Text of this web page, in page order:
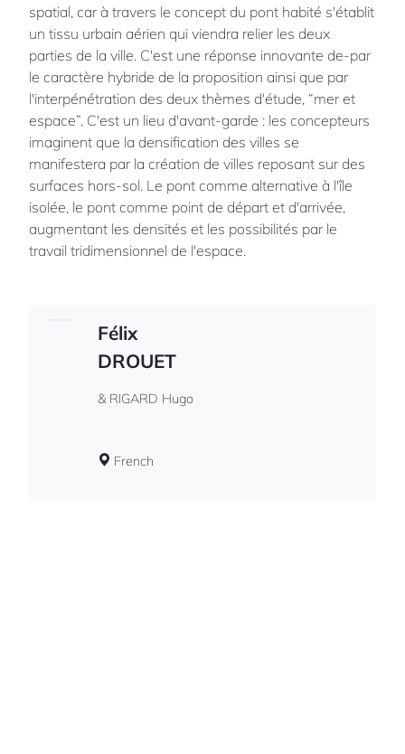
spatial, car à travers le concept du pont habité s'établit
un tissu urbain aérien qui viendra relier les deux
parties de la ville. C'est une réponse innovante de-par
le caractère hybride de la proposition ainsi que par
l'interpénétration des deux thèmes d'étude, “mer et
espace”. C'est un lieu d'avant-garde : les concepteurs
imaginent que la densification des villes se
manifestera par la création de villes reposant sur des
surfaces hors-sol. Le pont comme alternative à l'île
isolée, le pont comme point de départ et d'arrivée,
augmentant les densités et les possibilités par le
travail tridimensionnel de l'espace.
Félix
DROUET
& RIGARD Hugo
French